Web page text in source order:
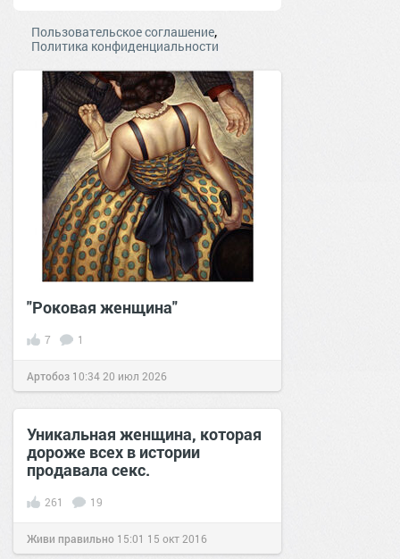
Пользовательское соглашение,
Политика конфиденциальности
"Роковая женщина"
7 1
Артобоз 10:34 20 июл 2026
Уникальная женщина, которая
дороже всех в истории
продавала секс.
261 19
Живи правильно 15:01 15 окт 2016